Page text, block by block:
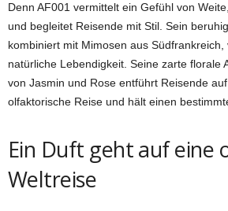
Denn AF001 vermittelt ein Gefühl von
und begleitet Reisende mit Stil. Sein
kombiniert mit Mimosen aus Südfrankreich,
natürliche Lebendigkeit. Seine zarte florale
von Jasmin und Rose entführt Reisende
olfaktorische Reise und hält einen
Ein Duft geht auf eine
Weltreise